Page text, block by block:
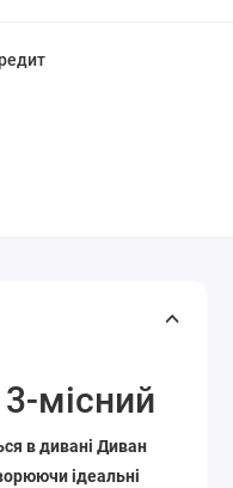
місний
в дивані Диван
ідеальні